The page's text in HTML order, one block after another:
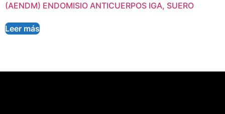
(AENDM) ENDOMISIO ANTICUERPOS IGA, SUERO
Leer más